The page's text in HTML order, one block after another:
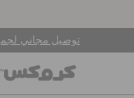
توصيل مجاني